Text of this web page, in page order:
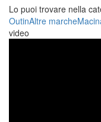
Lo puoi trovare nella
OutinAltre marche
video